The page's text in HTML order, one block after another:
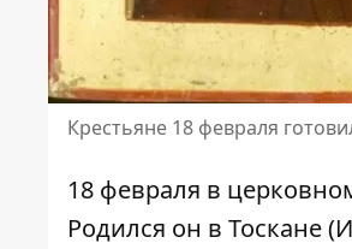
Крестьяне 18 февраля
18 февраля в
Родился он в Тоскане